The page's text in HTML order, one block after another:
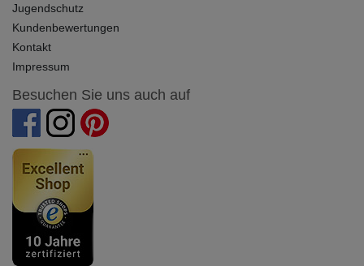
Jugendschutz
Kundenbewertungen
Kontakt
Impressum
Besuchen Sie uns auch auf